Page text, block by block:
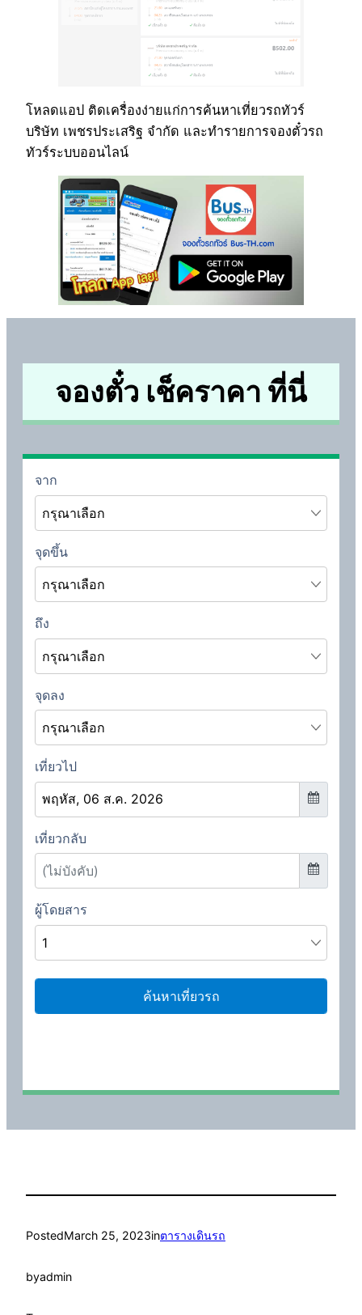
โหลดแอป ติดเครื่องง่ายแก่การค้นหาเที่ยวรถทัวร์
บริษัท เพชรประเสริฐ จำกัด และทำรายการจองตั๋วรถ
ทัวร์ระบบออนไลน์
จองตั๋ว เช็คราคา ที่นี่
PostedMarch 25, 2023inตารางเดินรถ
byadmin